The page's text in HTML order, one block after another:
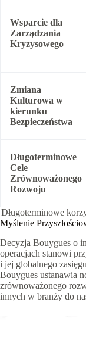
Wsparcie dla
Zarządzania
Kryzysowego
Zmiana
Kulturowa w
kierunku
Bezpieczeństwa
Długoterminowe
Cele
Zrównoważonego
Rozwoju
Długoterminowe
Myślenie
Decyzja Bouygues o
operacjach stanowi
i jej globalnego
Bouygues ustanawia
zrównoważonego
innych w branży do